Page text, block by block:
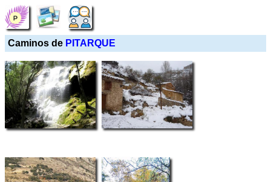
Caminos de PITARQUE